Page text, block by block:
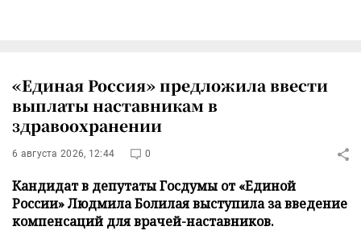
«Единая Россия» предложила ввести
выплаты наставникам в
здравоохранении
6 августа 2026, 12:44 0
Кандидат в депутаты Госдумы от «Единой
России» Людмила Болилая выступила за введение
компенсаций для врачей-наставников.